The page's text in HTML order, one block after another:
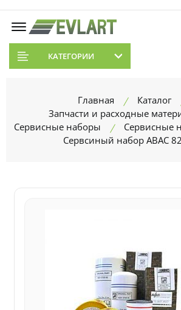
КАТЕГОРИИ
Главная
Каталог
Запчасти и расходные
Сервисные наборы
Сервисные
Сервсиный набор ABAC